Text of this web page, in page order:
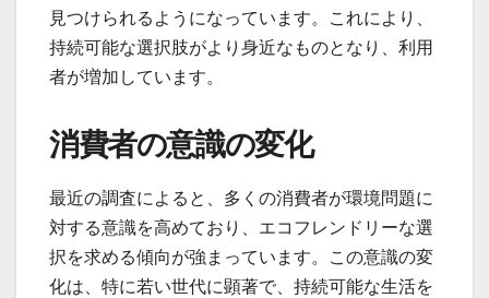
見つけられるようになっています。これにより、
持続可能な選択肢がより身近なものとなり、利用
者が増加しています。
消費者の意識の変化
最近の調査によると、多くの消費者が環境問題に
対する意識を高めており、エコフレンドリーな選
択を求める傾向が強まっています。この意識の変
化は、特に若い世代に顕著で、持続可能な生活を